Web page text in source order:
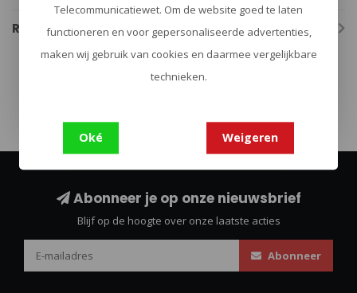
Reviews
bushcraft(133) firesteel
Abonneer je op onze nieuwsbrief
Blijf op de hoogte over onze laatste acties
Abonneer
Telecommunicatiewet. Om de website goed te laten
functioneren en voor gepersonaliseerde advertenties,
maken wij gebruik van cookies en daarmee vergelijkbare
technieken.
Oké Weigeren